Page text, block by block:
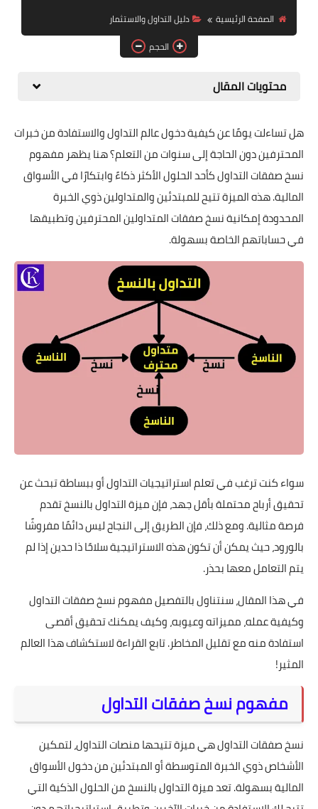
التداول والاستثمار
الميتافيرس وNFT
الصفحة الرئيسية
دليل التداول والاستثمار
الحجم
محتويات المقال
هل تساءلت يومًا عن كيفية دخول عالم التداول والاستفادة من خبرات
المحترفين دون الحاجة إلى سنوات من التعلم؟ هنا يظهر مفهوم
نسخ صفقات التداول كأحد الحلول الأكثر ذكاءً وابتكارًا في الأسواق
المالية. هذه الميزة تتيح للمبتدئين والمتداولين ذوي الخبرة
المحدودة إمكانية نسخ صفقات المتداولين المحترفين وتطبيقها
في حساباتهم الخاصة بسهولة.
سواء كنت ترغب في تعلم استراتيجيات التداول أو ببساطة تبحث عن
تحقيق أرباح محتملة بأقل جهد، فإن ميزة التداول بالنسخ تقدم
فرصة مثالية. ومع ذلك، فإن الطريق إلى النجاح ليس دائمًا مفروشًا
بالورود، حيث يمكن أن تكون هذه الاستراتيجية سلاحًا ذا حدين إذا لم
يتم التعامل معها بحذر.
في هذا المقال، سنتناول بالتفصيل مفهوم نسخ صفقات التداول
وكيفية عمله، مميزاته وعيوبه، وكيف يمكنك تحقيق أقصى
استفادة منه مع تقليل المخاطر. تابع القراءة لاستكشاف هذا العالم
المثير!
مفهوم نسخ صفقات التداول
نسخ صفقات التداول هي ميزة تتيحها منصات التداول، لتمكين
الأشخاص ذوي الخبرة المتوسطة أو المبتدئين من دخول الأسواق
المالية بسهولة. تعد ميزة التداول بالنسخ من الحلول الذكية التي